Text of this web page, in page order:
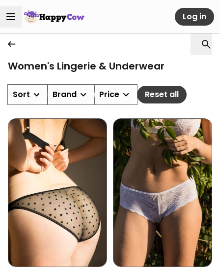
Log in
Women's Lingerie & Underwear
Sort Brand Price Reset all